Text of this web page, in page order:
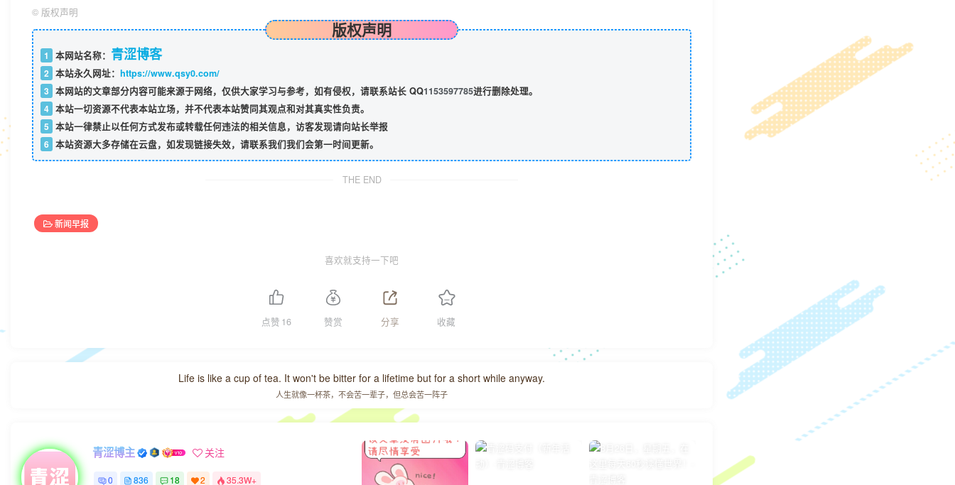
© 版权声明
版权声明
1 本网站名称： 青涩博客
2 本站永久网址： https://www.qsy0.com/
3 本网站的文章部分内容可能来源于网络，仅供大家学习与参考，如有侵权，请联系站长 QQ1153597785进行删除处理。
4 本站一切资源不代表本站立场，并不代表本站赞同其观点和对其真实性负责。
5 本站一律禁止以任何方式发布或转载任何违法的相关信息，访客发现请向站长举报
6 本站资源大多存储在云盘，如发现链接失效，请联系我们我们会第一时间更新。
THE END
新闻早报
喜欢就支持一下吧
点赞 16 赞赏 分享 收藏
Life is like a cup of tea. It won't be bitter for a lifetime but for a short while anyway.
人生就像一杯茶，不会苦一辈子，但总会苦一阵子
青涩博主 关注
0 836 18 2 35.3W+